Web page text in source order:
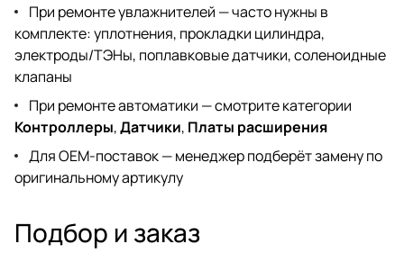
При ремонте увлажнителей — часто нужны в
комплекте: уплотнения, прокладки цилиндра,
электроды/ТЭНы, поплавковые датчики, соленоидные
клапаны
При ремонте автоматики — смотрите категории
Контроллеры,Датчики, Платы расширения
Для OEM-поставок —менеджерподберёт замену по
оригинальному артикулу
Подбор и заказ